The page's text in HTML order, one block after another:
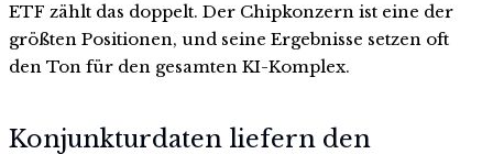
ETF zählt das doppelt. Der Chipkonzern ist eine der
größten Positionen, und seine Ergebnisse setzen oft
den Ton für den gesamten KI-Komplex.
Konjunkturdaten liefern den